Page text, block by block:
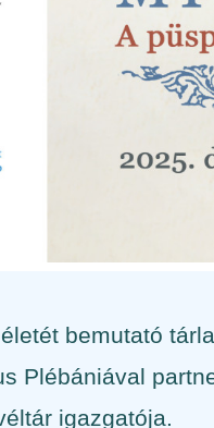
bemutató
Plébániával
igazgatója.